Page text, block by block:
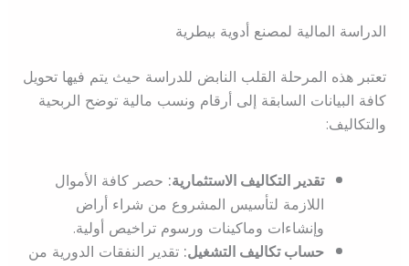
الدراسة المالية لمصنع أدوية بيطرية
تعتبر هذه المرحلة القلب النابض للدراسة حيث يتم فيها تحويل
كافة البيانات السابقة إلى أرقام ونسب مالية توضح الربحية
والتكاليف:
تقدير التكاليف الاستثمارية:حصر كافة الأموال
اللازمة لتأسيس المشروع من شراء أراض
وإنشاءات وماكينات ورسوم تراخيص أولية.
حساب تكاليف التشغيل:تقدير النفقات الدورية من